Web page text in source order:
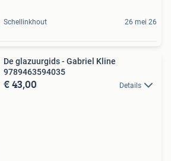
Schellinkhout 26 mei 26
De glazuurgids - Gabriel Kline
9789463594035
€ 43,00 Details